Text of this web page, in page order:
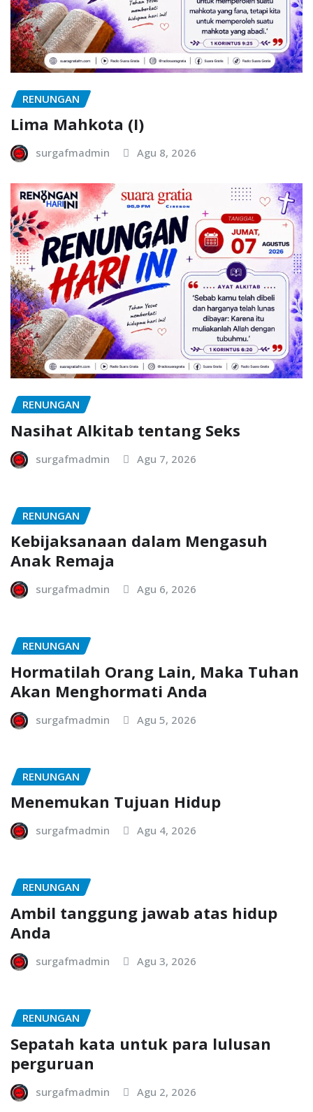
RENUNGAN
Lima Mahkota (I)
surgafmadmin Agu 8, 2026
RENUNGAN
Nasihat Alkitab tentang Seks
surgafmadmin Agu 7, 2026
RENUNGAN
Kebijaksanaan dalam Mengasuh
Anak Remaja
surgafmadmin Agu 6, 2026
RENUNGAN
Hormatilah Orang Lain, Maka Tuhan
Akan Menghormati Anda
surgafmadmin Agu 5, 2026
RENUNGAN
Menemukan Tujuan Hidup
surgafmadmin Agu 4, 2026
RENUNGAN
Ambil tanggung jawab atas hidup
Anda
surgafmadmin Agu 3, 2026
RENUNGAN
Sepatah kata untuk para lulusan
perguruan
surgafmadmin Agu 2, 2026